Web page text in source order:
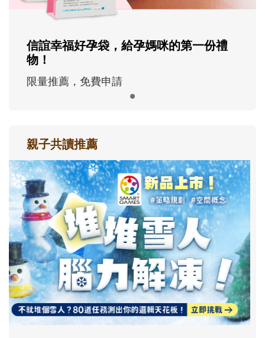
信誼幸福好孕袋，給孕媽咪的第一份禮
物！
限量推薦，免費申請
親子共讀推薦
最新活動